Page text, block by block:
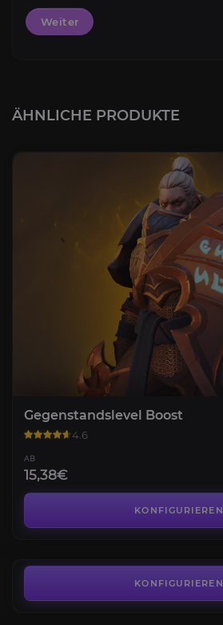
Weiter
ÄHNLICHE PRODUKTE
Gegenstandslevel Boost
4.6
AB
15,38€
KONFIGURIEREN
KONFIGURIEREN
BiS-Ausrüstung